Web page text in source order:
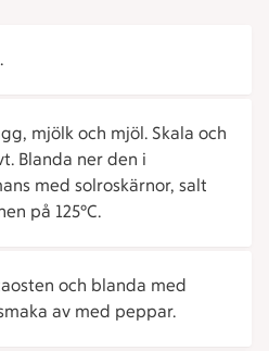
mjölk och mjöl. Skala och
Blanda ner den i
med solroskärnor, salt
på 125°C.
och blanda med
av med peppar.